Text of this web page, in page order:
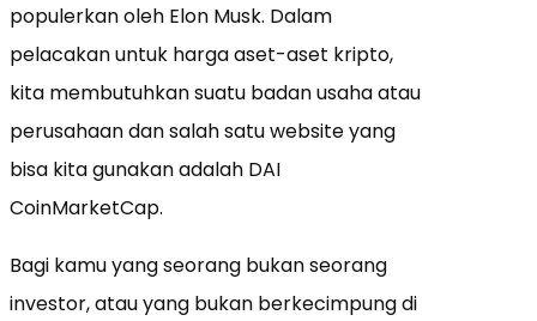
populerkan oleh Elon Musk. Dalam
pelacakan untuk harga aset-aset kripto,
kita membutuhkan suatu badan usaha atau
perusahaan dan salah satu website yang
bisa kita gunakan adalah DAI
CoinMarketCap.
Bagi kamu yang seorang bukan seorang
investor, atau yang bukan berkecimpung di